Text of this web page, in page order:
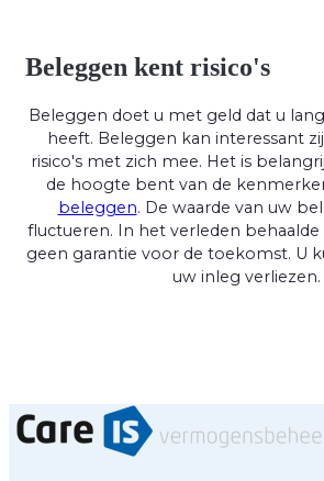
Beleggen kent risico's
Beleggen doet u met geld dat u
heeft. Beleggen kan interessant
risico's met zich mee. Het is
de hoogte bent van de
beleggen. De waarde van uw
fluctueren. In het verleden
geen garantie voor de toekomst. U
uw inleg verliezen.